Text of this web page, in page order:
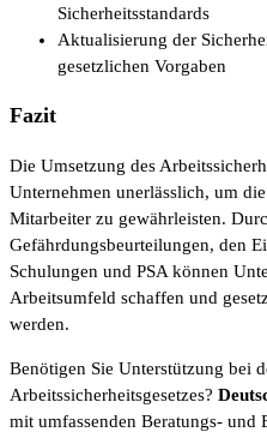
Sicherheitsstandards
Aktualisierung der
gesetzlichen Vorgaben
Fazit
Die Umsetzung des
Unternehmen unerlässlich, um
Mitarbeiter zu gewährleisten.
Gefährdungsbeurteilungen, den
Schulungen und PSA können
Arbeitsumfeld schaffen und
werden.
Benötigen Sie Unterstützung bei
Arbeitssicherheitsgesetzes?
mit umfassenden Beratungs- und